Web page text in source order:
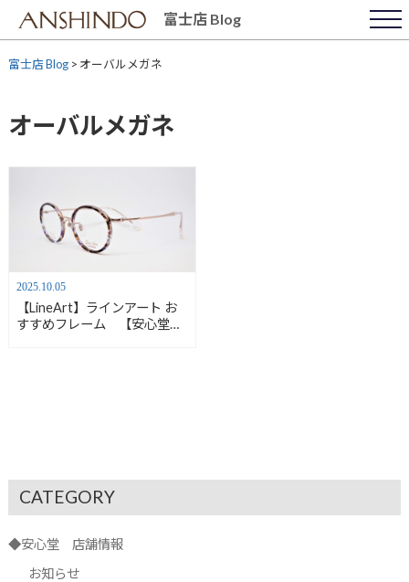
content
富士店 Blog
富士店 Blog> オーバルメガネ
オーバルメガネ
2025.10.05
【LineArt】ラインアート お
すすめフレーム 【安心堂富
CATEGORY
◆安心堂 店舗情報
お知らせ